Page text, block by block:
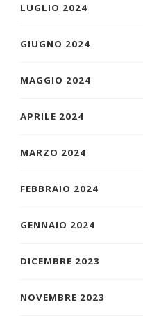
LUGLIO 2024
GIUGNO 2024
MAGGIO 2024
APRILE 2024
MARZO 2024
FEBBRAIO 2024
GENNAIO 2024
DICEMBRE 2023
NOVEMBRE 2023